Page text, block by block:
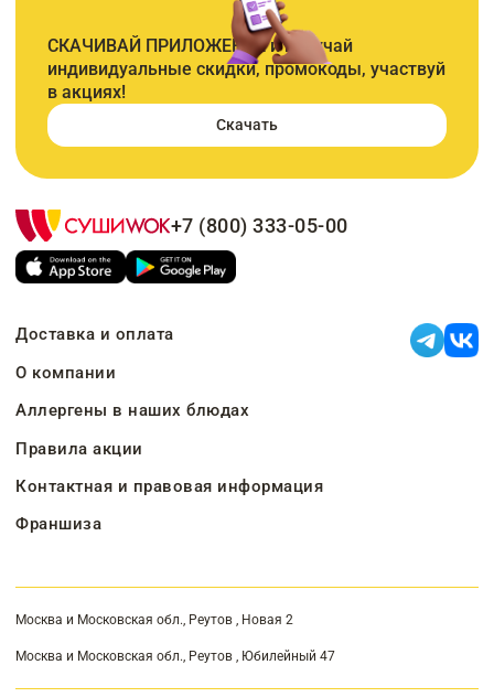
СКАЧИВАЙ ПРИЛОЖЕНИЕ и получай
индивидуальные скидки, промокоды, участвуй
в акциях!
Скачать
+7 (800) 333-05-00
Доставка и оплата
О компании
Аллергены в наших блюдах
Правила акции
Контактная и правовая информация
Франшиза
Москва и Московская обл., Реутов , Новая 2
Москва и Московская обл., Реутов , Юбилейный 47